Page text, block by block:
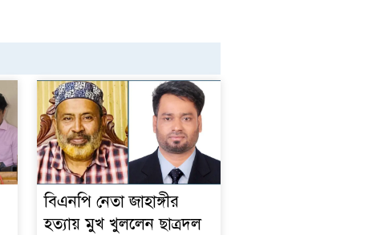
বিএনপি নেতা জাহাঙ্গীর
হত্যায় মুখ খুললেন ছাত্রদল